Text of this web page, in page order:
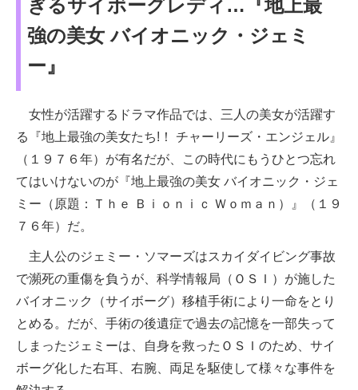
ぎるサイボーグレディ…『地上最
強の美女 バイオニック・ジェミ
ー』
女性が活躍するドラマ作品では、三人の美女が活躍す
る『地上最強の美女たち!！ チャーリーズ・エンジェル』
（１９７６年）が有名だが、この時代にもうひとつ忘れ
てはいけないのが『地上最強の美女 バイオニック・ジェ
ミー（原題：Ｔｈｅ Ｂｉｏｎｉｃ Ｗｏｍａｎ）』（１９
７６年）だ。
主人公のジェミー・ソマーズはスカイダイビング事故
で瀕死の重傷を負うが、科学情報局（ＯＳＩ）が施した
バイオニック（サイボーグ）移植手術により一命をとり
とめる。だが、手術の後遺症で過去の記憶を一部失って
しまったジェミーは、自身を救ったＯＳＩのため、サイ
ボーグ化した右耳、右腕、両足を駆使して様々な事件を